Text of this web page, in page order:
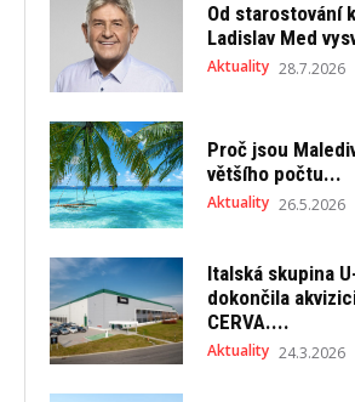
Od starostování
Ladislav Med
Aktuality 28.7.2026
Proč jsou
většího počtu...
Aktuality 26.5.2026
Italská skupina
dokončila
CERVA....
Aktuality 24.3.2026